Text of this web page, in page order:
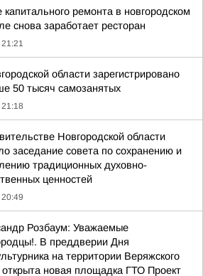
капитального ремонта в новгородском
снова заработает ресторан
области зарегистрировано
50 тысяч самозанятых
Новгородской области
заседание совета по сохранению и
традиционных духовно-
ценностей
Розбаум: Уважаемые
В преддверии Дня
на территории Веряжского
открыта новая площадка ГТО Проект